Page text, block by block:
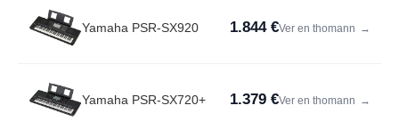
Yamaha PSR-SX920 1.844 €Ver en thomann →
Yamaha PSR-SX720+ 1.379 €Ver en thomann →